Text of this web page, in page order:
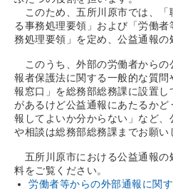
このため、五所川原市では、「
る事務処理要領」および「労働
務処理要領」を定め、公益通報の
このうち、外部の労働者からの
報者保護法に関する一般的な質
報窓口」を総務部総務課に設置
があるけど公益通報にあたるか
報してよいか分からない」など
や相談は総務部総務課までお願い
五所川原市における公益通報の
料をご覧ください。
労働者等からの外部通報に関